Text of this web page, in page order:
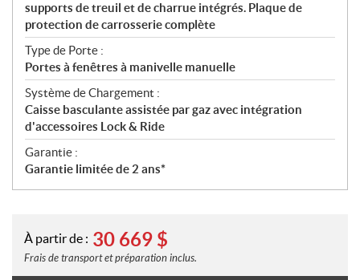
supports de treuil et de charrue intégrés. Plaque de
protection de carrosserie complète
Type de Porte :
Portes à fenêtres à manivelle manuelle
Système de Chargement :
Caisse basculante assistée par gaz avec intégration
d'accessoires Lock & Ride
Garantie :
Garantie limitée de 2 ans*
À partir de : 30 669 $
Frais de transport et préparation inclus.